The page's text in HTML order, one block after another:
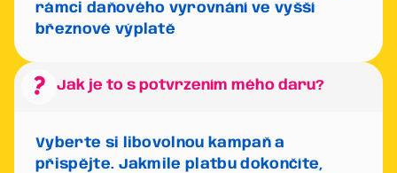
rámci daňového vyrovnání ve vyšší
březnové výplatě
question_mark Jak je to s potvrzením mého daru?
Vyberte si libovolnou kampaň a
přispějte. Jakmile platbu dokončíte,